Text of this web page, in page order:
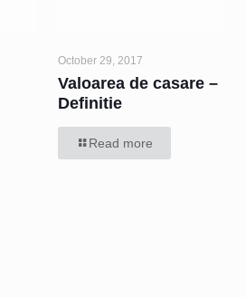
October 29, 2017
Valoarea de casare –
Definitie
Read more